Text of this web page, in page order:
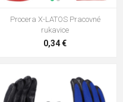
Procera X-LATOS Pracovné
rukavice
0,34 €